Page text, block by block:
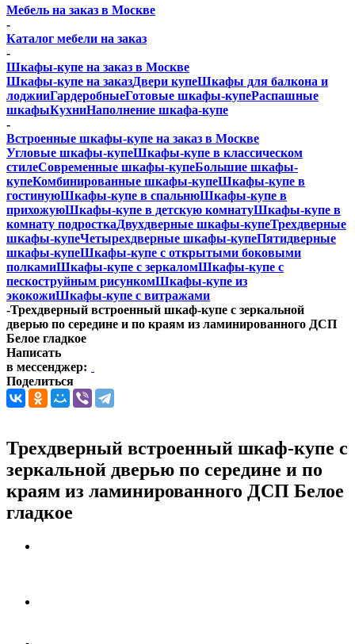
Мебель на заказ в Москве
-
Каталог мебели на заказ
-
Шкафы-купе на заказ в Москве
Шкафы-купе на заказДвери купеШкафы для балкона и
лоджииГардеробныеГотовые шкафы-купеРаспашные
шкафыКухниНаполнение шкафа-купе
-
Встроенные шкафы-купе на заказ в Москве
Угловые шкафы-купеШкафы-купе в классическом
стилеСовременные шкафы-купеБольшие шкафы-
купеКомбинированные шкафы-купеШкафы-купе в
гостинуюШкафы-купе в спальнюШкафы-купе в
прихожуюШкафы-купе в детскую комнатуШкафы-купе в
комнату подросткаДвухдверные шкафы-купеТрехдверные
шкафы-купеЧетырехдверные шкафы-купеПятидверные
шкафы-купеШкафы-купе с открытыми боковыми
полкамиШкафы-купе с зеркаломШкафы-купе с
пескоструйным рисункомШкафы-купе из
экокожиШкафы-купе с витражами
-Трехдверный встроенный шкаф-купе с зеркальной
дверью по середине и по краям из ламинированного ДСП
Белое гладкое
Написать
в мессенджер:
Поделиться
Трехдверный встроенный шкаф-купе с
зеркальной дверью по середине и по
краям из ламинированного ДСП Белое
гладкое